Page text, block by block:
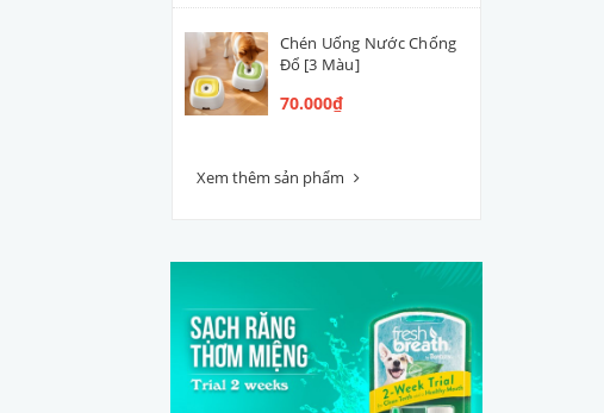
Chén Uống Nước Chống
Đổ [3 Màu]
70.000₫
Xem thêm sản phẩm